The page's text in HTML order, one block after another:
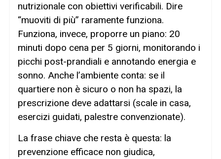
nutrizionale con obiettivi verificabili. Dire
“muoviti di più” raramente funziona.
Funziona, invece, proporre un piano: 20
minuti dopo cena per 5 giorni, monitorando i
picchi post-prandiali e annotando energia e
sonno. Anche l’ambiente conta: se il
quartiere non è sicuro o non ha spazi, la
prescrizione deve adattarsi (scale in casa,
esercizi guidati, palestre convenzionate).
La frase chiave che resta è questa: la
prevenzione efficace non giudica,